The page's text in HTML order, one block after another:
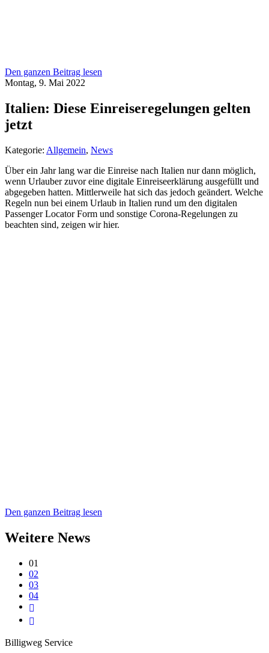
Den ganzen Beitrag lesen
Montag, 9. Mai 2022
Italien: Diese Einreiseregelungen gelten
jetzt
Kategorie: Allgemein, News
Über ein Jahr lang war die Einreise nach Italien nur dann möglich,
wenn Urlauber zuvor eine digitale Einreiseerklärung ausgefüllt und
abgegeben hatten. Mittlerweile hat sich das jedoch geändert. Welche
Regeln nun bei einem Urlaub in Italien rund um den digitalen
Passenger Locator Form und sonstige Corona-Regelungen zu
beachten sind, zeigen wir hier.
Den ganzen Beitrag lesen
Weitere News
01
02
03
04
Billigweg Service